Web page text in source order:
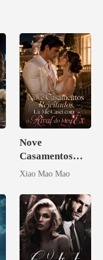
Nove
Casamentos
Rejeitados, Eu
Rival do Meu
Ex
Xiao Mao Mao